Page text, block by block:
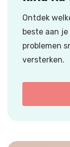
Ontdek
beste aan
problemen
versterken.